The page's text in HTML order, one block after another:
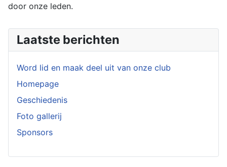
door onze leden.
Laatste berichten
Word lid en maak deel uit van onze club
Homepage
Geschiedenis
Foto gallerij
Sponsors